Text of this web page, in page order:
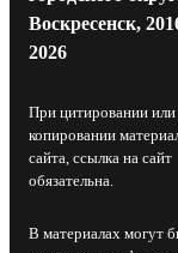
Воскресенск,
2026
При цитировании или
копировании
сайта, ссылка на сайт
обязательна.
В материалах могут